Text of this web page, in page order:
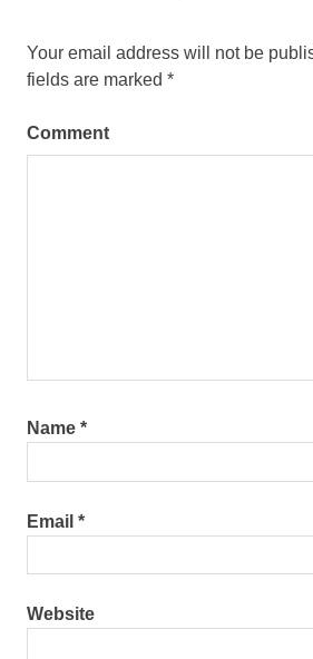
Your email address will not be
fields are marked *
Comment
Name *
Email *
Website